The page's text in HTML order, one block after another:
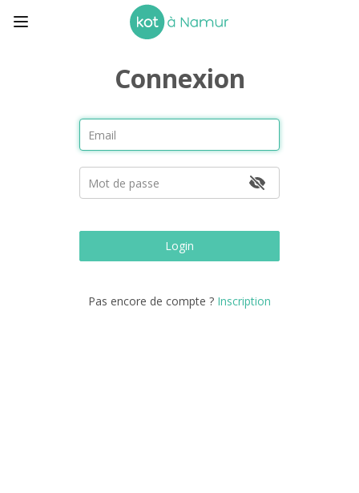
Connexion
Login
Pas encore de compte ? Inscription